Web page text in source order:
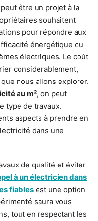
être un projet à la
souhaitent
pour répondre aux
énergétique ou
électriques. Le coût
considérablement,
nous allons explorer.
au m², on peut
type de travaux.
aspects à prendre en
dans une
de qualité et éviter
à un électricien dans
fiables est une option
saura vous
tout en respectant les